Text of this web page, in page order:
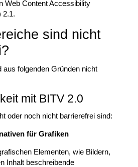
Web Content Accessibility
2.1.
sind nicht
aus folgenden Gründen nicht
mit BITV 2.0
oder noch nicht barrierefrei sind:
für Grafiken
Elementen, wie Bildern,
Inhalt beschreibende